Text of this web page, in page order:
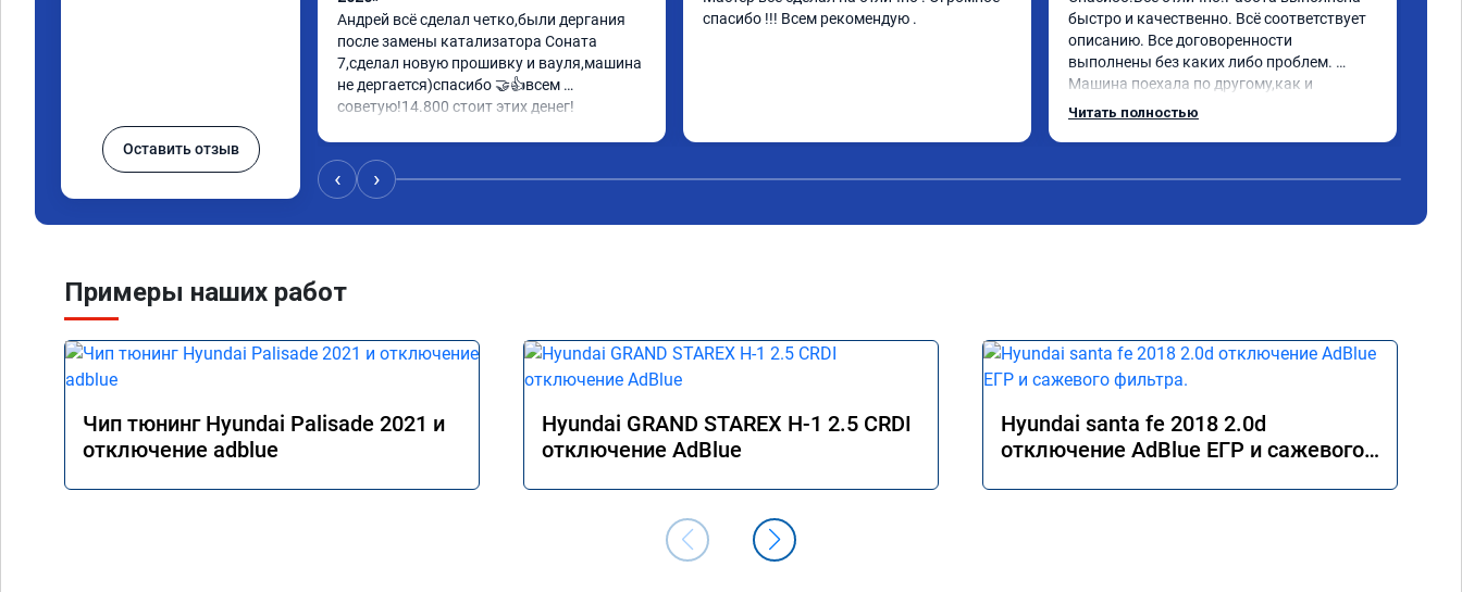
Оставить отзыв
Андрей всё сделал четко,были дергания
после замены катализатора Соната
7,сделал новую прошивку и вауля,машина
не дергается)спасибо 🤝👍всем
советую!14.800 стоит этих денег!
спасибо !!! Всем рекомендую .
быстро и качественно. Всё соответствует
описанию. Все договоренности
выполнены без каких либо проблем.
Машина поехала по другому,как и
обещали. Всё понравилось. Рекомендую
Читать полностью
‹ ›
Примеры наших работ
Чип тюнинг Hyundai Palisade 2021 и
отключение adblue
Hyundai GRAND STAREX H-1 2.5 CRDI
отключение AdBlue
Hyundai santa fe 2018 2.0d
отключение AdBlue ЕГР и сажевого